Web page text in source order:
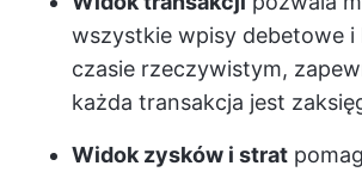
wszystkie wpisy debetowe
czasie rzeczywistym,
każda transakcja jest
Widok zysków i strat